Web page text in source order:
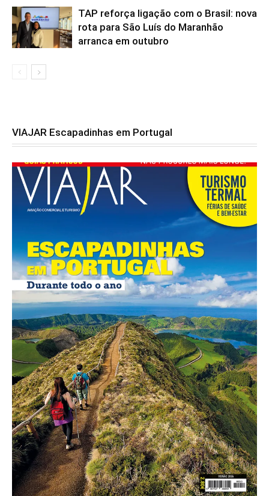
TAP reforça ligação com o Brasil: nova
rota para São Luís do Maranhão
arranca em outubro
VIAJAR Escapadinhas em Portugal